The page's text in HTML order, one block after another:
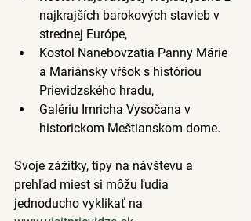
najkrajších barokových stavieb v
strednej Európe,
Kostol Nanebovzatia Panny Márie
a Mariánsky vŕšok s históriou
Prievidzského hradu,
Galériu Imricha Vysočana v
historickom Meštianskom dome.
Svoje zážitky, tipy na návštevu a
prehľad miest si môžu ľudia
jednoducho vyklikať na